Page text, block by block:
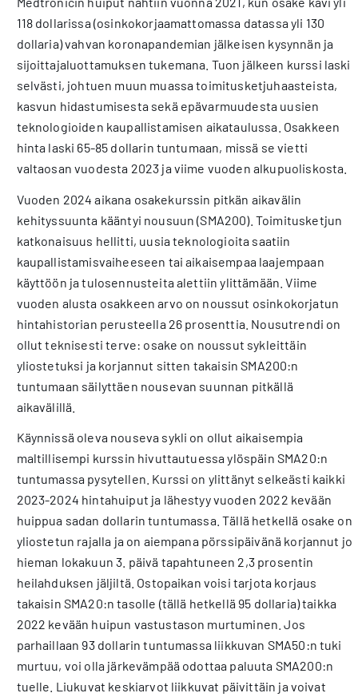
118 dollarissa (osinkokorjaamattomassa datassa yli 130
dollaria) vahvan koronapandemian jälkeisen kysynnän ja
sijoittajaluottamuksen tukemana. Tuon jälkeen kurssi laski
selvästi, johtuen muun muassa toimitusketjuhaasteista,
kasvun hidastumisesta sekä epävarmuudesta uusien
teknologioiden kaupallistamisen aikataulussa. Osakkeen
hinta laski 65-85 dollarin tuntumaan, missä se vietti
valtaosan vuodesta 2023 ja viime vuoden alkupuoliskosta.
Vuoden 2024 aikana osakekurssin pitkän aikavälin
kehityssuunta kääntyi nousuun (SMA200). Toimitusketjun
katkonaisuus hellitti, uusia teknologioita saatiin
kaupallistamisvaiheeseen tai aikaisempaa laajempaan
käyttöön ja tulosennusteita alettiin ylittämään. Viime
vuoden alusta osakkeen arvo on noussut osinkokorjatun
hintahistorian perusteella 26 prosenttia. Nousutrendi on
ollut teknisesti terve: osake on noussut sykleittäin
yliostetuksi ja korjannut sitten takaisin SMA200:n
tuntumaan säilyttäen nousevan suunnan pitkällä
aikavälillä.
Käynnissä oleva nouseva sykli on ollut aikaisempia
maltillisempi kurssin hivuttautuessa ylöspäin SMA20:n
tuntumassa pysytellen. Kurssi on ylittänyt selkeästi kaikki
2023-2024 hintahuiput ja lähestyy vuoden 2022 kevään
huippua sadan dollarin tuntumassa. Tällä hetkellä osake on
yliostetun rajalla ja on aiempana pörssipäivänä korjannut jo
hieman lokakuun 3. päivä tapahtuneen 2,3 prosentin
heilahduksen jäljiltä. Ostopaikan voisi tarjota korjaus
takaisin SMA20:n tasolle (tällä hetkellä 95 dollaria) taikka
2022 kevään huipun vastustason murtuminen. Jos
parhaillaan 93 dollarin tuntumassa liikkuvan SMA50:n tuki
murtuu, voi olla järkevämpää odottaa paluuta SMA200:n
tuelle. Liukuvat keskiarvot liikkuvat päivittäin ja voivat